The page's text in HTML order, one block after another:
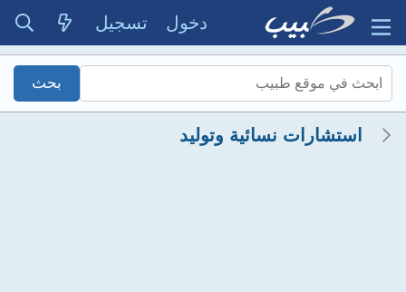
دخول تسجيل
استشارات نسائية وتوليد